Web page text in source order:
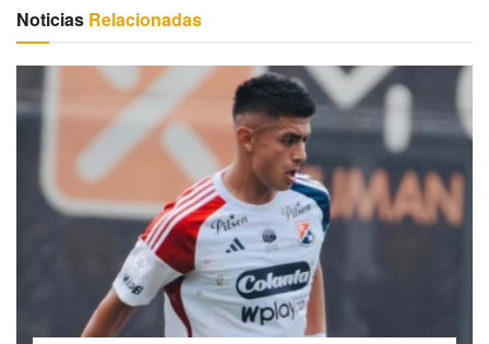
Noticias Relacionadas